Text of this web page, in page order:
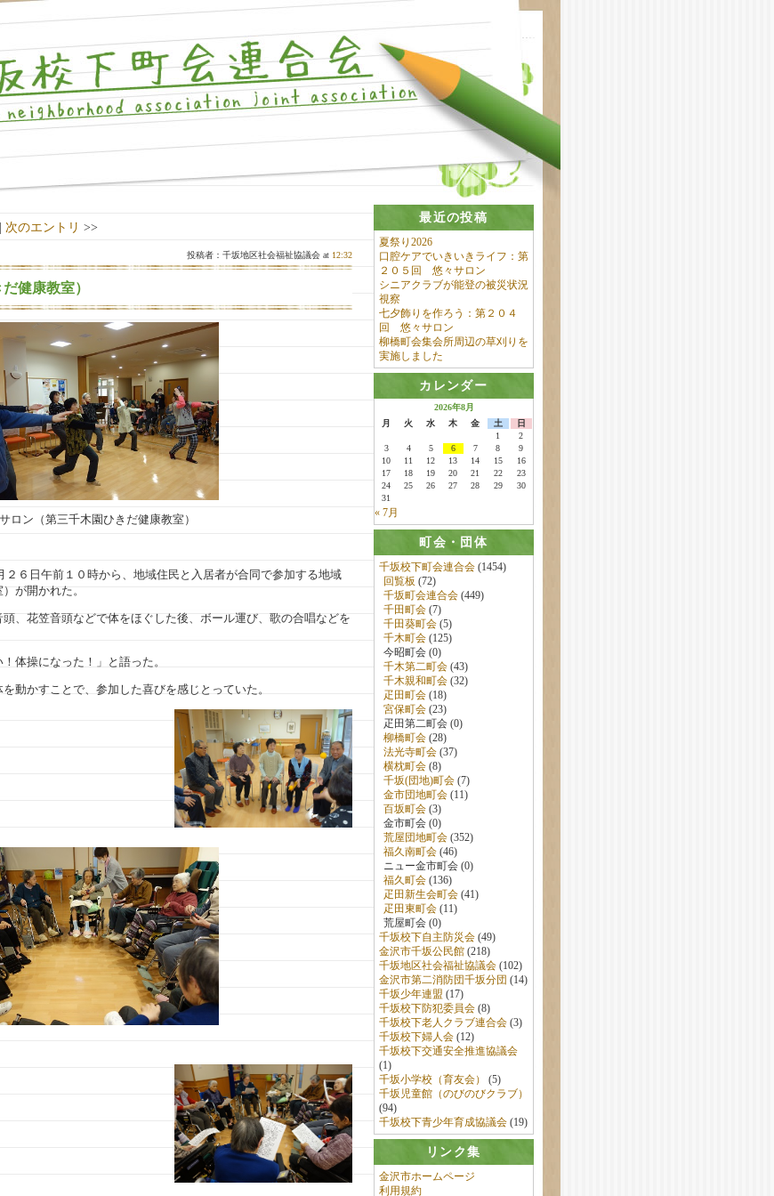
最近の投稿
夏祭り2026
口腔ケアでいきいきライフ：第
２０５回 悠々サロン
シニアクラブが能登の被災状況
視察
七夕飾りを作ろう：第２０４
回 悠々サロン
柳橋町会集会所周辺の草刈りを
実施しました
カレンダー
2026年8月
月
火 水 木 金 土
日
1
2
3
4 5 6 7 8
9
10
11 12 13 14 15
16
17
18 19 20 21 22
23
24
25 26 27 28 29
30
31
« 7月
町会・団体
千坂校下町会連合会(1454)
回覧板 (72)
千坂町会連合会(449)
千田町会(7)
千田葵町会(5)
千木町会(125)
今昭町会 (0)
千木第二町会(43)
千木親和町会(32)
疋田町会(18)
宮保町会(23)
疋田第二町会 (0)
柳橋町会(28)
法光寺町会(37)
横枕町会(8)
千坂(団地)町会(7)
金市団地町会(11)
百坂町会(3)
金市町会 (0)
荒屋団地町会(352)
福久南町会(46)
ニュー金市町会 (0)
福久町会(136)
疋田新生会町会(41)
疋田東町会(11)
荒屋町会 (0)
千坂校下自主防災会(49)
金沢市千坂公民館(218)
千坂地区社会福祉協議会(102)
金沢市第二消防団千坂分団 (14)
千坂少年連盟 (17)
千坂校下防犯委員会(8)
千坂校下老人クラブ連合会(3)
千坂校下婦人会(12)
千坂校下交通安全推進協議会
(1)
千坂小学校（育友会）
(5)
千坂児童館（のびのびクラブ）
(94)
千坂校下青少年育成協議会(19)
リンク集
金沢市ホームページ
利用規約
| 次のエントリ >>
投稿者：千坂地区社会福祉協議会 at 12:32
健康教室）
ロン（第三千木園ひきだ健康教室）
６日午前１０時から、地域住民と入居者が合同で参加する地域
が開かれた。
花笠音頭などで体をほぐした後、ボール運び、歌の合唱などを
操になった！」と語った。
かすことで、参加した喜びを感じとっていた。